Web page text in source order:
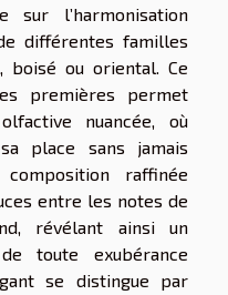
sur l’harmonisation
différentes familles
ou oriental. Ce
premières permet
nuancée, où
place sans jamais
raffinée
entre les notes de
révélant ainsi un
toute exubérance
se distingue par